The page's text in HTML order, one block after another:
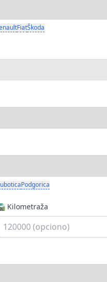
FiatŠkoda
Podgorica
Kilometraža